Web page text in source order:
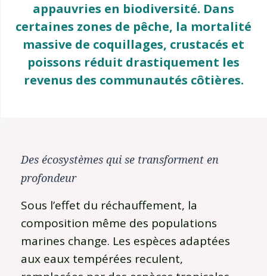
appauvries en biodiversité. Dans
certaines zones de pêche, la mortalité
massive de coquillages, crustacés et
poissons réduit drastiquement les
revenus des communautés côtières.
Des écosystèmes qui se transforment en
profondeur
Sous l’effet du réchauffement, la
composition même des populations
marines change. Les espèces adaptées
aux eaux tempérées reculent,